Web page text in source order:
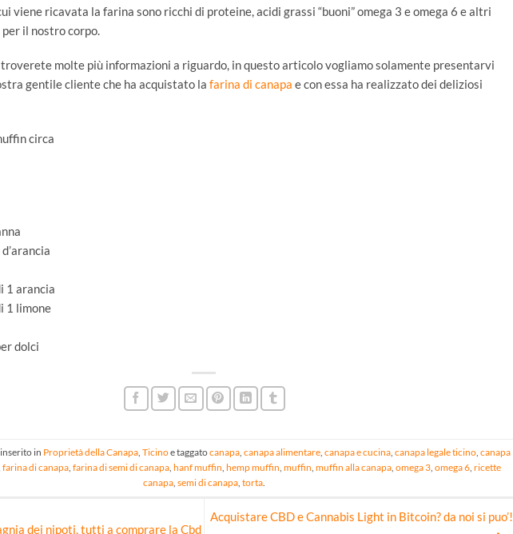
viene ricavata la farina sono ricchi di proteine, acidi grassi “buoni” omega 3 e omega 6 e altri
il nostro corpo.
molte più informazioni a riguardo, in questo articolo vogliamo solamente presentarvi
gentile cliente che ha acquistato la farina di canapa e con essa ha realizzato dei deliziosi
circa
1 arancia
1 limone
dolci
in Proprietà della Canapa, Ticinoe taggatocanapa, canapa alimentare, canapa e cucina, canapa legale ticino, canapa
farina di canapa,farina di semi di canapa,hanf muffin,hemp muffin,muffin,muffin alla canapa,omega 3,omega 6,ricette
canapa, semi di canapa, torta.
dei nipoti, tutti a comprare la Cbd
Acquistare CBD e Cannabis Light in Bitcoin? da noi si puo’!